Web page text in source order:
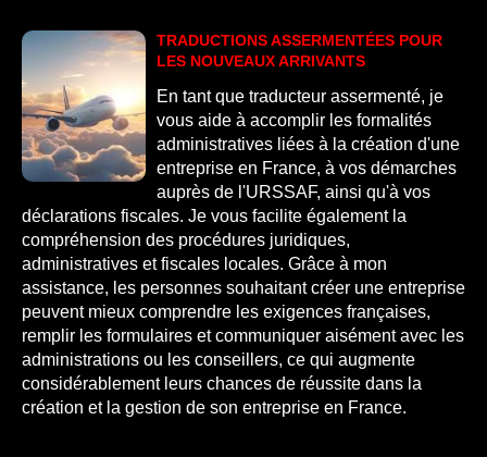
TRADUCTIONS ASSERMENTÉES POUR
LES NOUVEAUX ARRIVANTS
En tant que traducteur assermenté, je
vous aide à accomplir les formalités
administratives liées à la création d'une
entreprise en France, à vos démarches
auprès de l'URSSAF, ainsi qu'à vos
déclarations fiscales. Je vous facilite également la
compréhension des procédures juridiques,
administratives et fiscales locales. Grâce à mon
assistance, les personnes souhaitant créer une entreprise
peuvent mieux comprendre les exigences françaises,
remplir les formulaires et communiquer aisément avec les
administrations ou les conseillers, ce qui augmente
considérablement leurs chances de réussite dans la
création et la gestion de son entreprise en France.